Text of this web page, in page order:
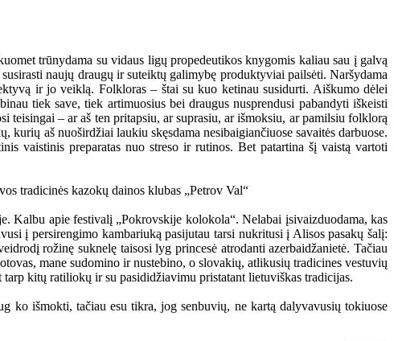
trūnydama su vidaus ligų propedeutikos knygomis kaliau sau į galvą
naujų draugų ir suteiktų galimybę produktyviai pailsėti. Naršydama
ir jo veiklą. Folkloras – štai su kuo ketinau susidurti. Aiškumo dėlei
tiek save, tiek artimuosius bei draugus nusprendusi pabandyti iškeisti
– ar aš ten pritapsiu, ar suprasiu, ar išmoksiu, ar pamilsiu folklorą
aš nuoširdžiai laukiu skęsdama nesibaigiančiuose savaitės darbuose.
vaistinis preparatas nuo streso ir rutinos. Bet patartina šį vaistą vartoti
Kalbu apie festivalį „Pokrovskije kolokola“. Nelabai įsivaizduodama, kas
į persirengimo kambariuką pasijutau tarsi nukritusi į Alisos pasakų šalį:
rožinę suknelę taisosi lyg princesė atrodanti azerbaidžanietė. Tačiau
mane sudomino ir nustebino, o slovakių, atlikusių tradicines vestuvių
kitų ratiliokų ir su pasididžiavimu pristatant lietuviškas tradicijas.
ko išmokti, tačiau esu tikra, jog senbuvių, ne kartą dalyvavusių tokiuose